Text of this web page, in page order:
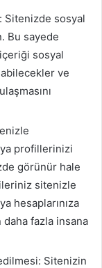
Sitenizde sosyal
Bu sayede
sosyal
ve
profillerinizi
görünür hale
sitenizle
hesaplarınıza
fazla insana
Sitenizin